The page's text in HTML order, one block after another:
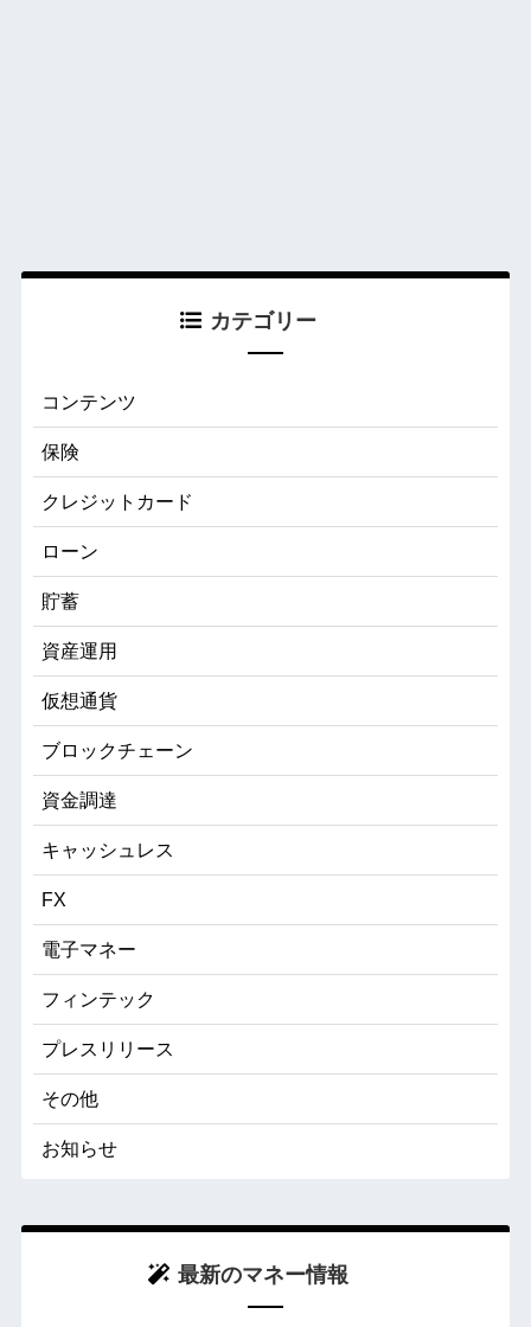
カテゴリー
コンテンツ
保険
クレジットカード
ローン
貯蓄
資産運用
仮想通貨
ブロックチェーン
資金調達
キャッシュレス
FX
電子マネー
フィンテック
プレスリリース
その他
お知らせ
最新のマネー情報